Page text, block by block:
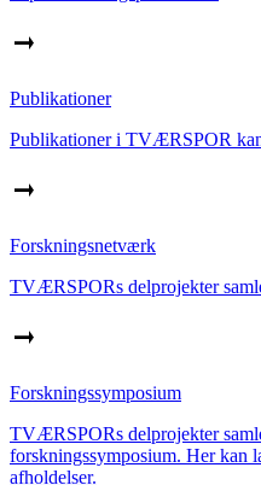
Publikationer
Publikationer i TVÆRSPOR
Forskningsnetværk
TVÆRSPORs delprojekter
Forskningssymposium
TVÆRSPORs delprojekter
forskningssymposium. Her kan
afholdelser.